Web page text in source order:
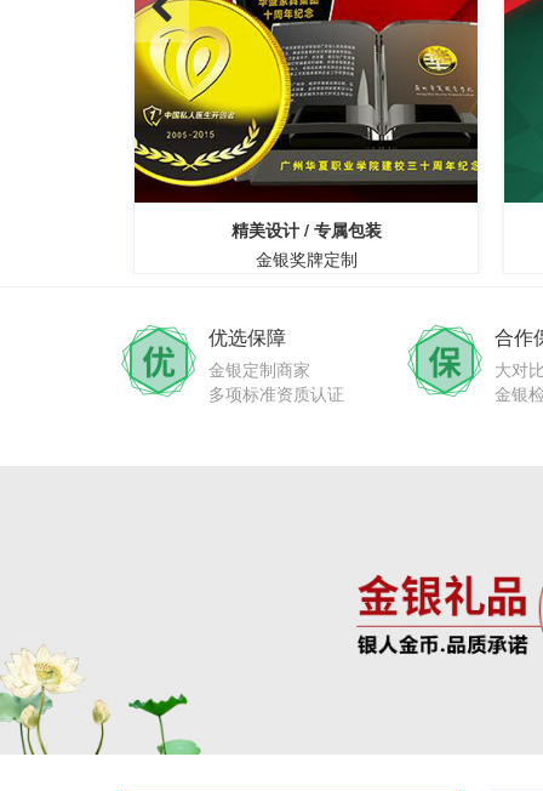
精美设计 / 专属包装
金银奖牌定制
优选保障
金银定制商家
多项标准资质认证
合作
大对
金银